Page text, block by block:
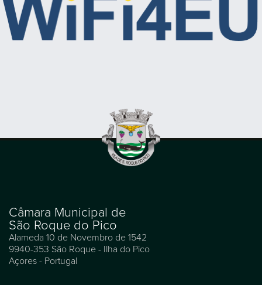
Câmara Municipal de
São Roque do Pico
Alameda 10 de Novembro de 1542
9940-353 São Roque - Ilha do Pico
Açores - Portugal